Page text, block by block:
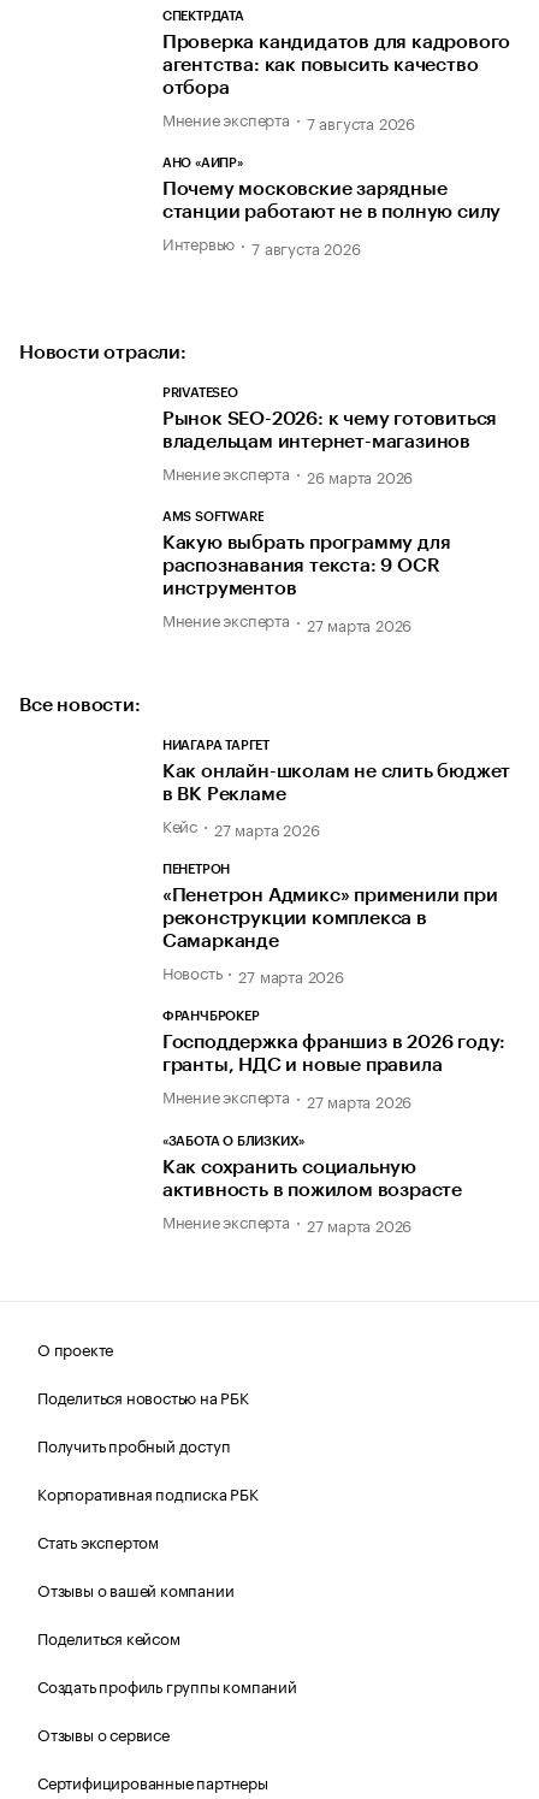
СПЕКТРДАТА
Проверка кандидатов для кадрового
агентства: как повысить качество
отбора
Мнение эксперта 7 августа 2026
АНО «АИПР»
Почему московские зарядные
станции работают не в полную силу
Интервью 7 августа 2026
Новости отрасли:
PRIVATESEO
Рынок SEO-2026: к чему готовиться
владельцам интернет-магазинов
Мнение эксперта 26 марта 2026
AMS SOFTWARE
Какую выбрать программу для
распознавания текста: 9 OCR
инструментов
Мнение эксперта 27 марта 2026
Все новости:
НИАГАРА ТАРГЕТ
Как онлайн-школам не слить бюджет
в ВК Рекламе
Кейс 27 марта 2026
ПЕНЕТРОН
«Пенетрон Адмикс» применили при
реконструкции комплекса в
Самарканде
Новость 27 марта 2026
ФРАНЧБРОКЕР
Господдержка франшиз в 2026 году:
гранты, НДС и новые правила
Мнение эксперта 27 марта 2026
«ЗАБОТА О БЛИЗКИХ»
Как сохранить социальную
активность в пожилом возрасте
Мнение эксперта 27 марта 2026
О проекте
Поделиться новостью на РБК
Получить пробный доступ
Корпоративная подписка РБК
Стать экспертом
Отзывы о вашей компании
Поделиться кейсом
Создать профиль группы компаний
Отзывы о сервисе
Сертифицированные партнеры